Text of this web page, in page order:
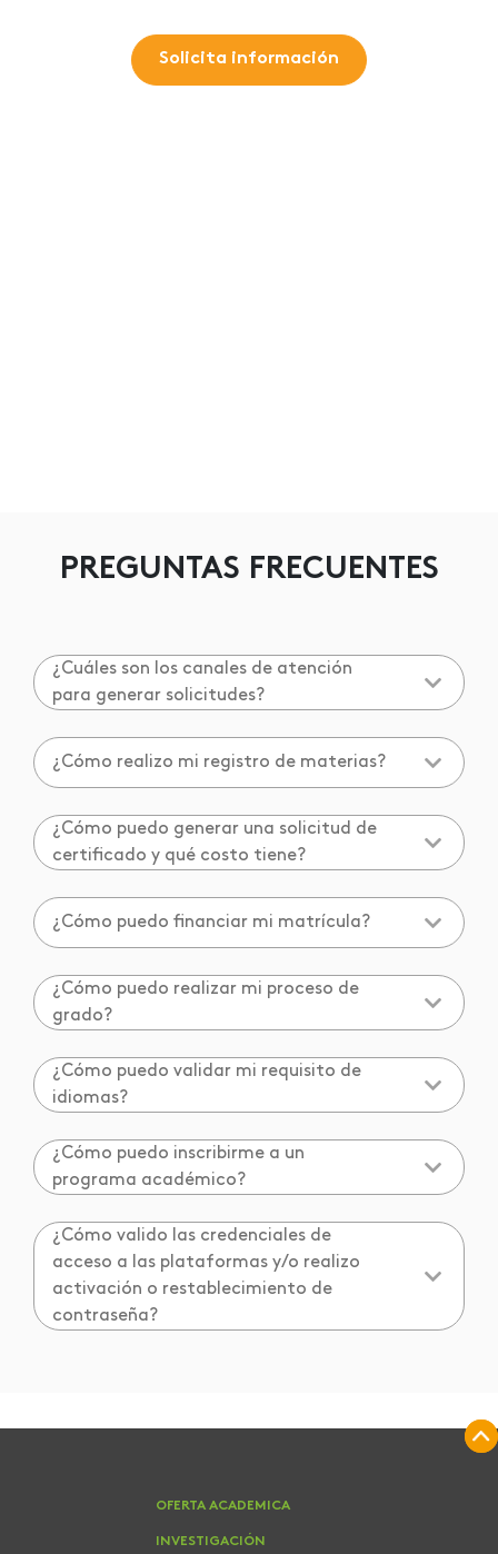
Solicita información
PREGUNTAS FRECUENTES
¿Cuáles son los canales de atención
para generar solicitudes?
¿Cómo realizo mi registro de materias?
¿Cómo puedo generar una solicitud de
certificado y qué costo tiene?
¿Cómo puedo financiar mi matrícula?
¿Cómo puedo realizar mi proceso de
grado?
¿Cómo puedo validar mi requisito de
idiomas?
¿Cómo puedo inscribirme a un
programa académico?
¿Cómo valido las credenciales de
acceso a las plataformas y/o realizo
activación o restablecimiento de
contraseña?
OFERTA ACADEMICA
INVESTIGACIÓN